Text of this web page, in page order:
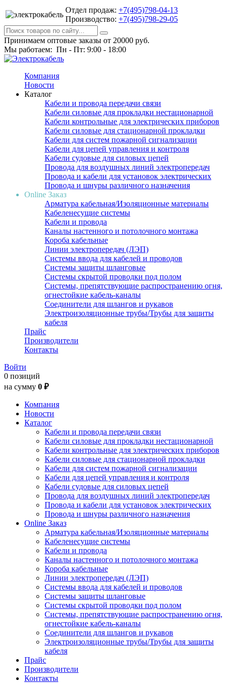
Отдел продаж: +7(495)798-04-13
Производство: +7(495)798-29-05
Принимаем оптовые заказы от 20000 руб.
Мы работаем: Пн - Пт: 9:00 - 18:00
Компания
Новости
Каталог
Кабели и провода передачи связи
Кабели силовые для прокладки нестационарной
Кабели контрольные для электрических приборов
Кабели силовые для стационарной прокладки
Кабели для систем пожарной сигнализации
Кабели для цепей управления и контроля
Кабели судовые для силовых цепей
Провода для воздушных линий электропередач
Провода и кабели для установок электрических
Провода и шнуры различного назначения
Online Заказ
Арматура кабельная/Изоляционные материалы
Кабеленесущие системы
Кабели и провода
Каналы настенного и потолочного монтажа
Короба кабельные
Линии электропередач (ЛЭП)
Системы ввода для кабелей и проводов
Системы защиты шланговые
Системы скрытой проводки под полом
Системы, препятствующие распространению огня,
огнестойкие кабель-каналы
Соединители для шлангов и рукавов
Электроизоляционные трубы/Трубы для защиты
кабеля
Прайс
Производители
Контакты
Войти
0 позиций
на сумму 0 ₽
Компания
Новости
Каталог
Кабели и провода передачи связи
Кабели силовые для прокладки нестационарной
Кабели контрольные для электрических приборов
Кабели силовые для стационарной прокладки
Кабели для систем пожарной сигнализации
Кабели для цепей управления и контроля
Кабели судовые для силовых цепей
Провода для воздушных линий электропередач
Провода и кабели для установок электрических
Провода и шнуры различного назначения
Online Заказ
Арматура кабельная/Изоляционные материалы
Кабеленесущие системы
Кабели и провода
Каналы настенного и потолочного монтажа
Короба кабельные
Линии электропередач (ЛЭП)
Системы ввода для кабелей и проводов
Системы защиты шланговые
Системы скрытой проводки под полом
Системы, препятствующие распространению огня,
огнестойкие кабель-каналы
Соединители для шлангов и рукавов
Электроизоляционные трубы/Трубы для защиты
кабеля
Прайс
Производители
Контакты